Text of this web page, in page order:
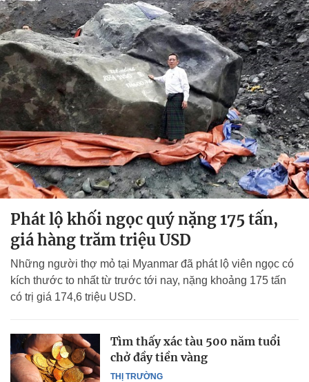
Phát lộ khối ngọc quý nặng 175 tấn,
giá hàng trăm triệu USD
Những người thợ mỏ tại Myanmar đã phát lộ viên ngọc có
kích thước to nhất từ trước tới nay, nặng khoảng 175 tấn
có trị giá 174,6 triệu USD.
THỊ TRƯỜNG
Tìm thấy xác tàu 500 năm tuổi
chở đầy tiền vàng